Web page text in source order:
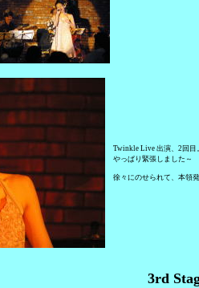
Twinkle Live 出演、2回目
やっぱり緊張しました～
徐々にのせられて、本領
3rd